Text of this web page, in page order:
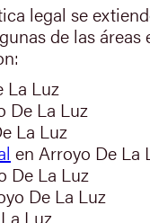
legal se
de las áreas
La Luz
De La Luz
La Luz
en Arroyo De La
De La Luz
De La Luz
Luz